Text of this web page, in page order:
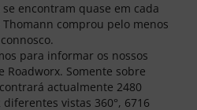
encontram quase em cada
comprou pelo menos
para informar os nossos
Somente sobre
actualmente 2480
vistas 360°, 6716